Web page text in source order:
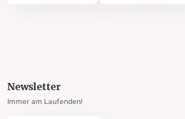
Newsletter
Immer am Laufenden!